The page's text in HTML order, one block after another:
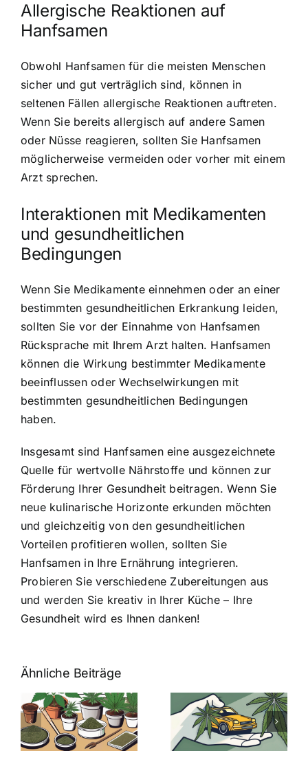
Allergische Reaktionen auf
Hanfsamen
Obwohl Hanfsamen für die meisten Menschen
sicher und gut verträglich sind, können in
seltenen Fällen allergische Reaktionen auftreten.
Wenn Sie bereits allergisch auf andere Samen
oder Nüsse reagieren, sollten Sie Hanfsamen
möglicherweise vermeiden oder vorher mit einem
Arzt sprechen.
Interaktionen mit Medikamenten
und gesundheitlichen
Bedingungen
Wenn Sie Medikamente einnehmen oder an einer
bestimmten gesundheitlichen Erkrankung leiden,
sollten Sie vor der Einnahme von Hanfsamen
Rücksprache mit Ihrem Arzt halten. Hanfsamen
können die Wirkung bestimmter Medikamente
beeinflussen oder Wechselwirkungen mit
bestimmten gesundheitlichen Bedingungen
haben.
Insgesamt sind Hanfsamen eine ausgezeichnete
Quelle für wertvolle Nährstoffe und können zur
Förderung Ihrer Gesundheit beitragen. Wenn Sie
neue kulinarische Horizonte erkunden möchten
und gleichzeitig von den gesundheitlichen
Vorteilen profitieren wollen, sollten Sie
Hanfsamen in Ihre Ernährung integrieren.
Probieren Sie verschiedene Zubereitungen aus
und werden Sie kreativ in Ihrer Küche – Ihre
Gesundheit wird es Ihnen danken!
Ähnliche Beiträge
Neue THC-
Grenzwert-
Regelung:
Was Sie über
Cannabis und
Cannabis
Samen
kaufen: Alles
was Sie